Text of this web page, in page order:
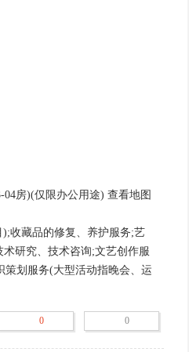
研究、技术咨询;文艺创作服
划服务(大型活动指晚会、运
审批的活动应在取得审批后方
饰零售;陶瓷、玻璃器皿零售;
不得经营,涉及许可证的凭许可
0 0